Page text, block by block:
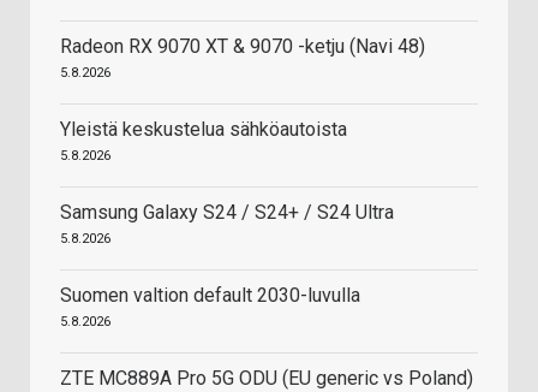
Radeon RX 9070 XT & 9070 -ketju (Navi 48)
5.8.2026
Yleistä keskustelua sähköautoista
5.8.2026
Samsung Galaxy S24 / S24+ / S24 Ultra
5.8.2026
Suomen valtion default 2030-luvulla
5.8.2026
ZTE MC889A Pro 5G ODU (EU generic vs Poland)